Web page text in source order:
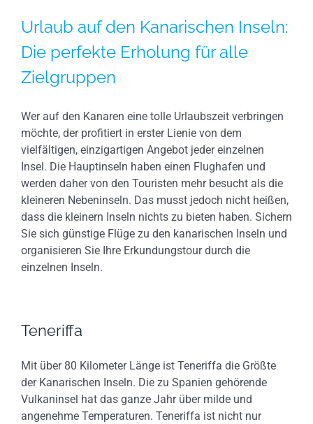
Urlaub auf den Kanarischen Inseln:
Die perfekte Erholung für alle
Zielgruppen
Wer auf den Kanaren eine tolle Urlaubszeit verbringen
möchte, der profitiert in erster Lienie von dem
vielfältigen, einzigartigen Angebot jeder einzelnen
Insel. Die Hauptinseln haben einen Flughafen und
werden daher von den Touristen mehr besucht als die
kleineren Nebeninseln. Das musst jedoch nicht heißen,
dass die kleinern Inseln nichts zu bieten haben. Sichern
Sie sich günstige Flüge zu den kanarischen Inseln und
organisieren Sie Ihre Erkundungstour durch die
einzelnen Inseln.
Teneriffa
Mit über 80 Kilometer Länge ist Teneriffa die Größte
der Kanarischen Inseln. Die zu Spanien gehörende
Vulkaninsel hat das ganze Jahr über milde und
angenehme Temperaturen. Teneriffa ist nicht nur